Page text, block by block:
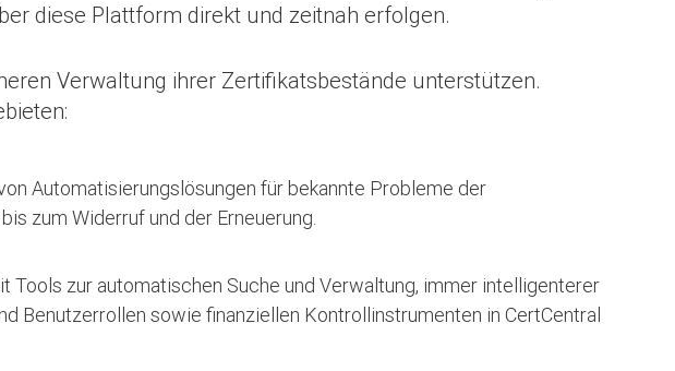
diese Plattform direkt und zeitnah erfolgen.
Verwaltung ihrer Zertifikatsbestände unterstützen.
Automatisierungslösungen für bekannte Probleme der
zum Widerruf und der Erneuerung.
zur automatischen Suche und Verwaltung, immer intelligenterer
Benutzerrollen sowie finanziellen Kontrollinstrumenten in CertCentral